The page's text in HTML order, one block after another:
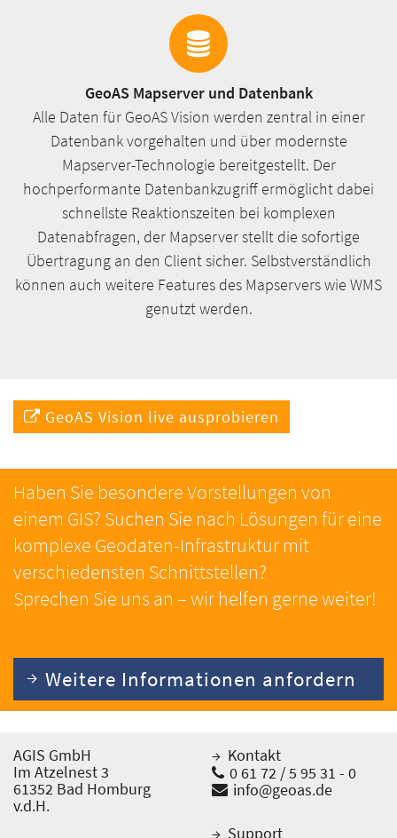
GeoAS Mapserver und Datenbank
Alle Daten für GeoAS Vision werden zentral in einer
Datenbank vorgehalten und über modernste
Mapserver-Technologie bereitgestellt. Der
hochperformante Datenbankzugriff ermöglicht dabei
schnellste Reaktionszeiten bei komplexen
Datenabfragen, der Mapserver stellt die sofortige
Übertragung an den Client sicher. Selbstverständlich
können auch weitere Features des Mapservers wie WMS
genutzt werden.
GeoAS Vision live ausprobieren
Haben Sie besondere Vorstellungen von
einem GIS? Suchen Sie nach Lösungen für eine
komplexe Geodaten-Infrastruktur mit
verschiedensten Schnittstellen?
Sprechen Sie uns an – wir helfen gerne weiter!
Weitere Informationen anfordern
AGIS GmbH
Im Atzelnest 3
61352 Bad Homburg
v.d.H.
Kontakt
0 61 72 / 5 95 31 - 0
info@geoas.de
Support